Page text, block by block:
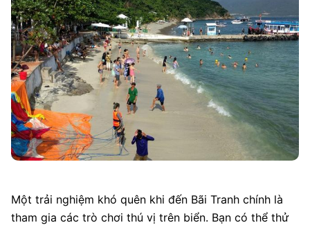
Một trải nghiệm khó quên khi đến Bãi Tranh chính là
tham gia các trò chơi thú vị trên biển. Bạn có thể thử